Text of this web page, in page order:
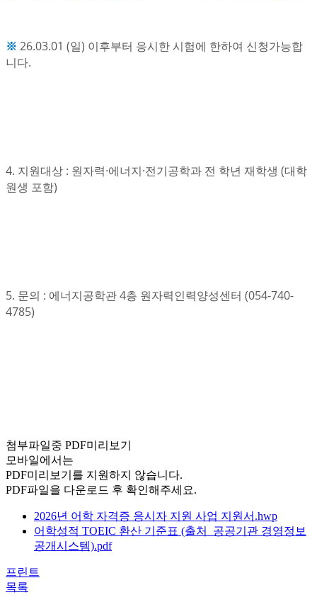
※ 26.03.01 (일) 이후부터 응시한 시험에 한하여 신청가능합
니다.
4. 지원대상 : 원자력·에너지·전기공학과 전 학년 재학생 (대학
원생 포함)
5. 문의 : 에너지공학관 4층 원자력인력양성센터 (054-740-
4785)
첨부파일중 PDF미리보기
모바일에서는
PDF미리보기를 지원하지 않습니다.
PDF파일을 다운로드 후 확인해주세요.
2026년 어학 자격증 응시자 지원 사업 지원서.hwp
어학성적 TOEIC 환산 기준표 (출처_공공기관 경영정보
공개시스템).pdf
프린트
목록